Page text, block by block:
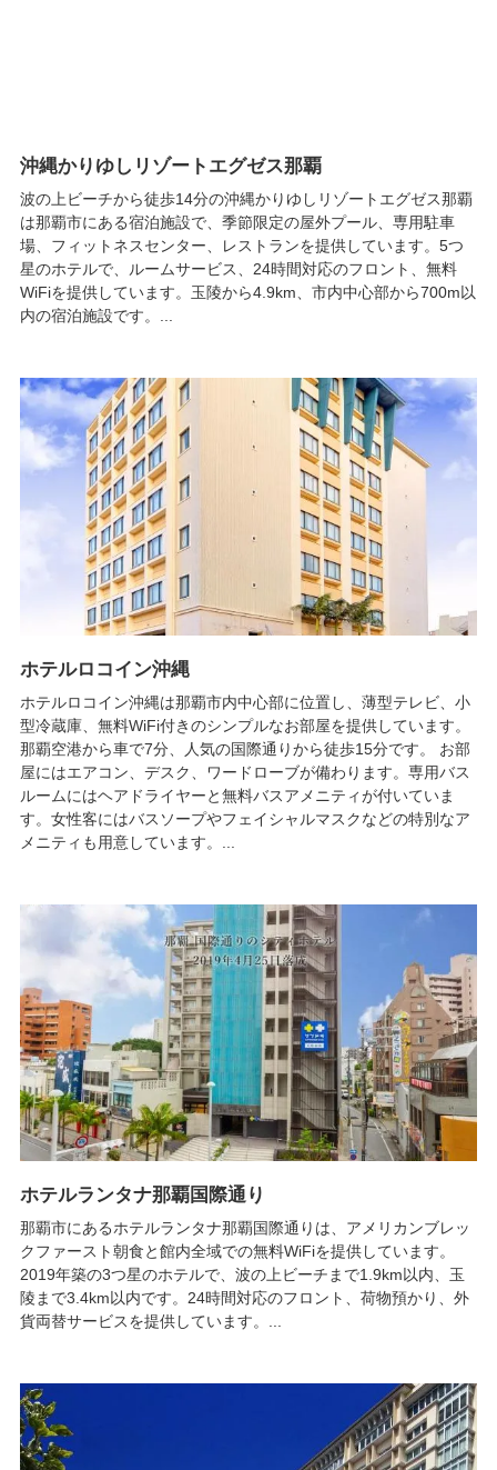
沖縄かりゆしリゾートエグゼス那覇
波の上ビーチから徒歩14分の沖縄かりゆしリゾートエグゼス那覇
は那覇市にある宿泊施設で、季節限定の屋外プール、専用駐車
場、フィットネスセンター、レストランを提供しています。5つ
星のホテルで、ルームサービス、24時間対応のフロント、無料
WiFiを提供しています。玉陵から4.9km、市内中心部から700m以
内の宿泊施設です。...
ホテルロコイン沖縄
ホテルロコイン沖縄は那覇市内中心部に位置し、薄型テレビ、小
型冷蔵庫、無料WiFi付きのシンプルなお部屋を提供しています。
那覇空港から車で7分、人気の国際通りから徒歩15分です。 お部
屋にはエアコン、デスク、ワードローブが備わります。専用バス
ルームにはヘアドライヤーと無料バスアメニティが付いていま
す。女性客にはバスソープやフェイシャルマスクなどの特別なア
メニティも用意しています。...
ホテルランタナ那覇国際通り
那覇市にあるホテルランタナ那覇国際通りは、アメリカンブレッ
クファースト朝食と館内全域での無料WiFiを提供しています。
2019年築の3つ星のホテルで、波の上ビーチまで1.9km以内、玉
陵まで3.4km以内です。24時間対応のフロント、荷物預かり、外
貨両替サービスを提供しています。...